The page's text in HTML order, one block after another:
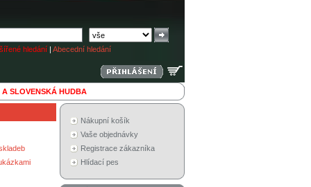
hledání | Abecední hledání
A SLOVENSKÁ HUDBA
Nákupní košík
Vaše objednávky
Registrace zákazníka
Hlídací pes